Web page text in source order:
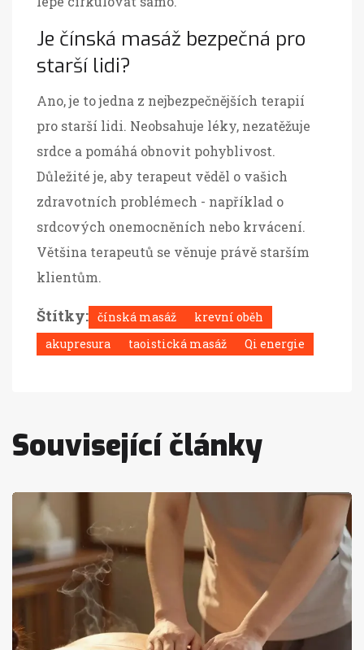
Je čínská masáž bezpečná pro
starší lidi?
Ano, je to jedna z nejbezpečnějších terapií
pro starší lidi. Neobsahuje léky, nezatěžuje
srdce a pomáhá obnovit pohyblivost.
Důležité je, aby terapeut věděl o vašich
zdravotních problémech - například o
srdcových onemocněních nebo krvácení.
Většina terapeutů se věnuje právě starším
klientům.
Štítky: čínská masáž
krevní oběh
akupresura
taoistická masáž Qi energie
Související články